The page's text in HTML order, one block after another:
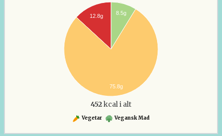
8.5g
12.8g
75.8g
452kcal i alt
Vegetar Vegansk Mad